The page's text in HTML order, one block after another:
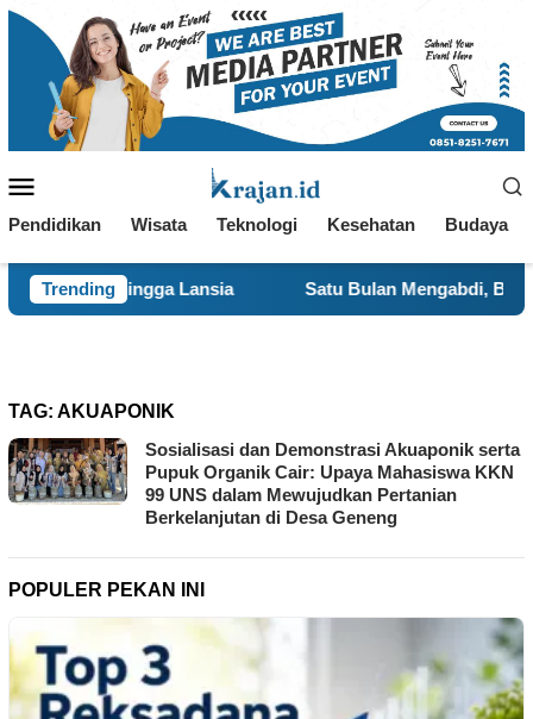
Loncat
Mobile
Pendidikan Wisata Teknologi Kesehatan Budaya
Trending
Lansia Satu Bulan Mengabdi, BBK 8 UNAIR
TAG: AKUAPONIK
Sosialisasi dan Demonstrasi Akuaponik serta
Pupuk Organik Cair: Upaya Mahasiswa KKN
99 UNS dalam Mewujudkan Pertanian
Berkelanjutan di Desa Geneng
POPULER PEKAN INI